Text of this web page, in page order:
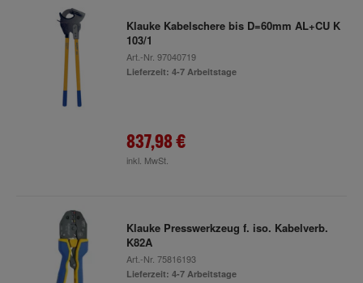
Klauke Kabelschere bis D=60mm AL+CU K
103/1
Art.-Nr. 97040719
Lieferzeit: 4-7 Arbeitstage
837,98 €
inkl. MwSt.
Klauke Presswerkzeug f. iso. Kabelverb.
K82A
Art.-Nr. 75816193
Lieferzeit: 4-7 Arbeitstage